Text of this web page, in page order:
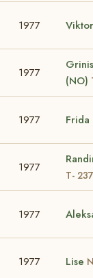
1977
1977
(NO)
1977 Frida
1977
T-
1977
1977 Lise